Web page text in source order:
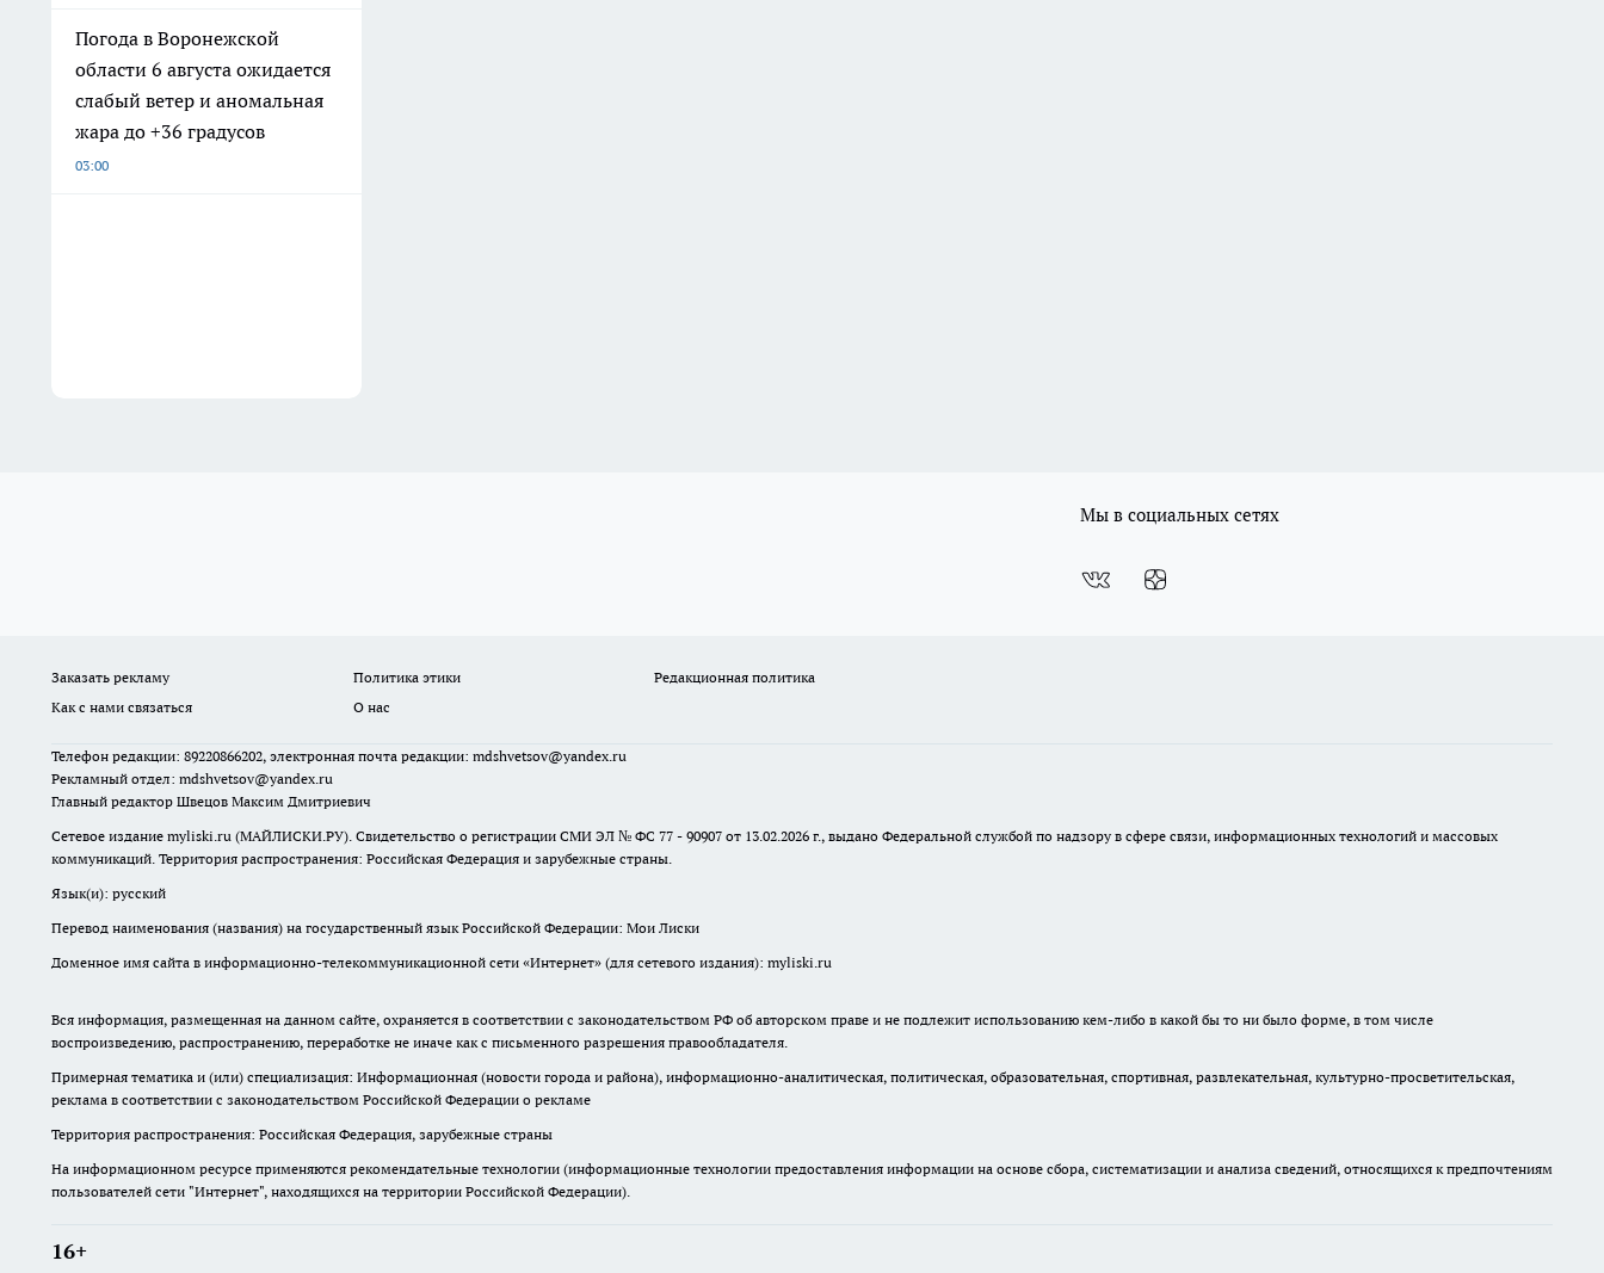
Погода в Воронежской
области 6 августа ожидается
слабый ветер и аномальная
жара до +36 градусов
03:00
Мы в социальных сетях
Заказать рекламу Политика этики
Редакционная политика
Как с нами связаться
О нас
Телефон редакции: 89220866202, электронная почта редакции: mdshvetsov@yandex.ru
Рекламный отдел: mdshvetsov@yandex.ru
Главный редактор Швецов Максим Дмитриевич
Сетевое издание myliski.ru (МАЙЛИСКИ.РУ). Свидетельство о регистрации СМИ ЭЛ № ФС 77 - 90907 от 13.02.2026 г., выдано Федеральной службой по надзору в сфере связи, информационных технологий и массовых
коммуникаций. Территория распространения: Российская Федерация и зарубежные страны.
Язык(и): русский
Перевод наименования (названия) на государственный язык Российской Федерации: Мои Лиски
Доменное имя сайта в информационно-телекоммуникационной сети «Интернет» (для сетевого издания): myliski.ru
Вся информация, размещенная на данном сайте, охраняется в соответствии с законодательством РФ об авторском праве и не подлежит использованию кем-либо в какой бы то ни было форме, в том числе
воспроизведению, распространению, переработке не иначе как с письменного разрешения правообладателя.
Примерная тематика и (или) специализация: Информационная (новости города и района), информационно-аналитическая, политическая, образовательная, спортивная, развлекательная, культурно-просветительская,
реклама в соответствии с законодательством Российской Федерации о рекламе
Территория распространения: Российская Федерация, зарубежные страны
На информационном ресурсе применяются рекомендательные технологии (информационные технологии предоставления информации на основе сбора, систематизации и анализа сведений, относящихся к предпочтениям
пользователей сети "Интернет", находящихся на территории Российской Федерации).
16+